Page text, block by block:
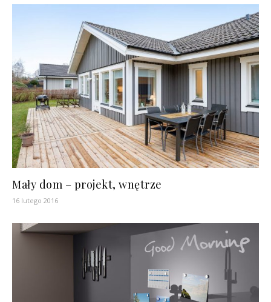
Mały dom – projekt, wnętrze
16 lutego 2016